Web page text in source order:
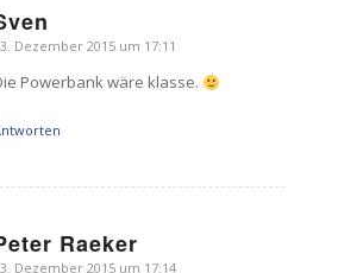
sagte:
Dezember 2015 um 17:11
Powerbank wäre klasse.
Raeker
Dezember 2015 um 17:14